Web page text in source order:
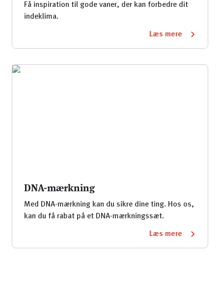
Få inspiration til gode vaner, der kan forbedre dit
indeklima.
Læs mere
DNA-mærkning
Med DNA-mærkning kan du sikre dine ting. Hos os,
kan du få rabat på et DNA-mærkningssæt.
Læs mere